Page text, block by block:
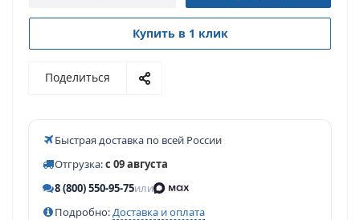
Купить в 1 клик
Поделиться
Быстрая доставка по всей России
Отгрузка:с 09 августа
8 (800) 550-95-75или
Подробно:Доставка и оплата